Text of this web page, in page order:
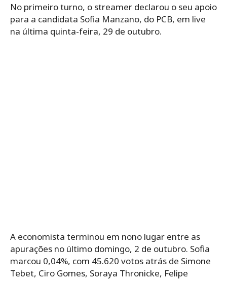
No primeiro turno, o streamer declarou o seu apoio
para a candidata Sofia Manzano, do PCB, em live
na última quinta-feira, 29 de outubro.
A economista terminou em nono lugar entre as
apurações no último domingo, 2 de outubro. Sofia
marcou 0,04%, com 45.620 votos atrás de Simone
Tebet, Ciro Gomes, Soraya Thronicke, Felipe